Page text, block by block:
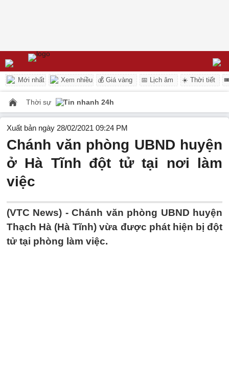
Mới nhất Xem nhiều 💰 Giá vàng 📅 Lịch âm ☀️ Thời tiết
Thời sự Tin nhanh 24h
Xuất bản ngày 28/02/2021 09:24 PM
Chánh văn phòng UBND huyện
ở Hà Tĩnh đột tử tại nơi làm
việc
(VTC News) -Chánh văn phòng UBND huyện
Thạch Hà (Hà Tĩnh) vừa được phát hiện bị đột
tử tại phòng làm việc.